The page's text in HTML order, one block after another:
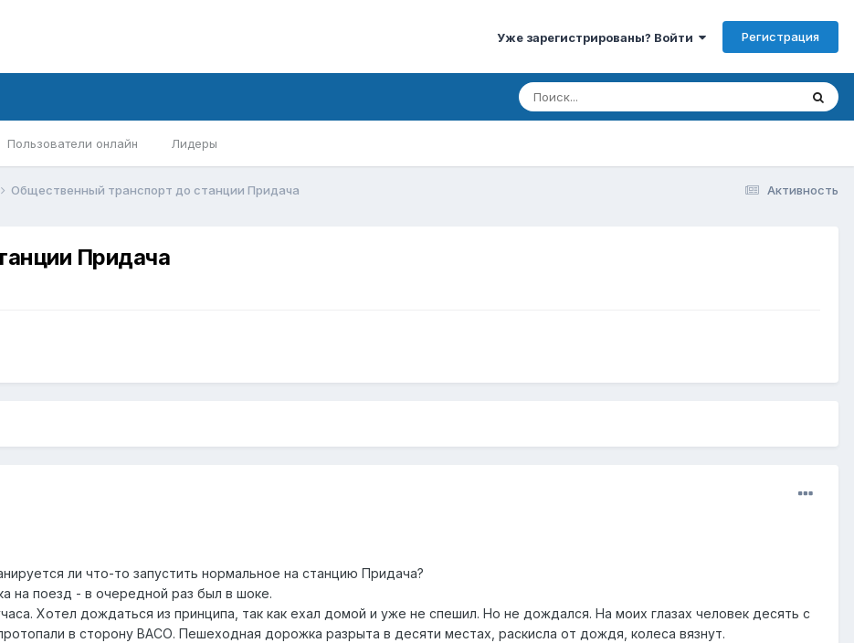
Уже зарегистрированы? Войти Регистрация
Пользователи онлайн Лидеры
Активность
Общественный транспорт до станции Придача
Придача
ли что-то запустить нормальное на станцию Придача?
на поезд - в очередной раз был в шоке.
Хотел дождаться из принципа, так как ехал домой и уже не спешил. Но не дождался. На моих глазах человек десять с
в сторону ВАСО. Пешеходная дорожка разрыта в десяти местах, раскисла от дождя, колеса вязнут.